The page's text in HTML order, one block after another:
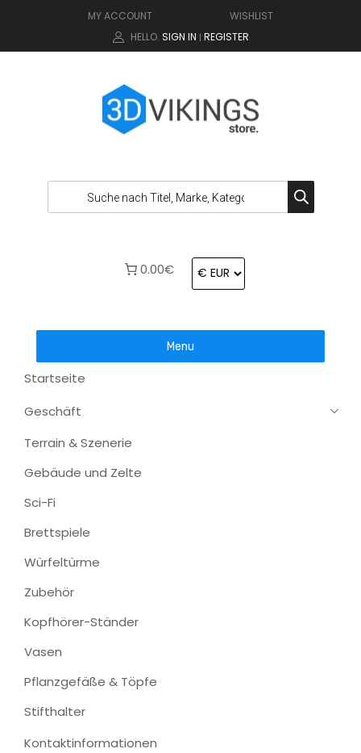
MY ACCOUNT
WISHLIST
HELLO. SIGN IN | REGISTER
0.00€
Menu
Startseite
Geschäft
Terrain & Szenerie
Gebäude und Zelte
Sci-Fi
Brettspiele
Würfeltürme
Zubehör
Kopfhörer-Ständer
Vasen
Pflanzgefäße & Töpfe
Stifthalter
Kontaktinformationen